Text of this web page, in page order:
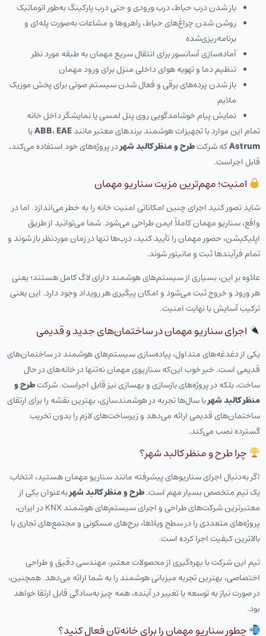
باز شدن درب حیاط، درب ورودی و حتی درب پارکینگ به‌طور اتوماتیک
روشن شدن چراغ‌های حیاط، راهروها و مشاعات به‌صورت پله‌ای و
برنامه‌ریزی‌شده
آماده‌سازی آسانسور برای انتقال سریع مهمان به طبقه مورد نظر
تنظیم دما و تهویه هوای داخلی منزل برای ورود مهمان
باز شدن پرده‌های برقی و فعال شدن سیستم صوتی برای پخش موزیک
ملایم
نمایش پیام خوشامدگویی روی پنل لمسی یا نمایشگر داخل خانه
تمام این موارد با تجهیزات هوشمند برندهای معتبر مانند
ABB، EAE
یا
Astrumکه شرکتطرح و منظر کالبد شهردر پروژه‌های خود استفاده می‌کند،
قابل اجراست.
امنیت؛ مهم‌ترین مزیت سناریو مهمان
شاید تصور کنید اجرای چنین امکاناتی امنیت خانه را به خطر می‌اندازد. اما در
واقع، سناریو مهمان کاملاً ایمن طراحی می‌شود. شما می‌توانید از طریق
اپلیکیشن، حضور مهمان را تأیید کنید، درب‌ها تنها در زمان موردنظر باز شوند و
تمام فرآیندها ثبت و مانیتور شوند.
علاوه بر این، بسیاری از سیستم‌های هوشمند دارای لاگ کامل هستند؛ یعنی
هر ورود و خروج ثبت می‌شود و امکان پیگیری هر رویداد وجود دارد. این یعنی
ترکیب آسایش با نهایت امنیت.
اجرای سناریو مهمان در ساختمان‌های جدید و قدیمی
یکی از دغدغه‌های متداول، پیاده‌سازی سیستم‌های هوشمند در ساختمان‌های
قدیمی است. خبر خوب این‌که سناریوی مهمان نه‌تنها در خانه‌های در حال
ساخت، بلکه در پروژه‌های بازسازی و بهسازی نیز قابل اجراست. شرکتطرح و
منظر کالبد شهربا سال‌ها تجربه در هوشمندسازی، بهترین نقشه را برای ارتقای
ساختمان‌های قدیمی ارائه می‌دهد و زیرساخت‌های لازم را بدون تخریب
گسترده نصب می‌کند.
چرا طرح و منظر کالبد شهر؟
اگر به‌دنبال اجرای سناریوهای پیشرفته مانند سناریو مهمان هستید، انتخاب
یک تیم متخصص بسیار مهم است.طرح و منظر کالبد شهربه‌عنوان یکی از
معتبرترین شرکت‌های طراحی و اجرای سیستم‌های هوشمند KNX در ایران،
پروژه‌های متعددی را در سطح ویلاها، برج‌های مسکونی و مجتمع‌های تجاری با
بالاترین کیفیت اجرا کرده است.
تیم این شرکت با بهره‌گیری از محصولات معتبر، مهندسی دقیق و طراحی
اختصاصی، بهترین تجربه میزبانی هوشمند را به شما ارائه می‌دهد. همچنین،
در صورت نیاز به توسعه یا تغییر در آینده، همه چیز به‌سادگی قابل ارتقا خواهد
بود.
چطور سناریو مهمان را برای خانه‌تان فعال کنید؟